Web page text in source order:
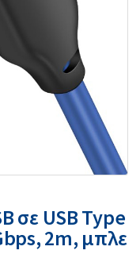
σε USB Type
2m, μπλε